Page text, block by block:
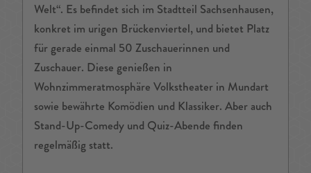
Welt“. Es befindet sich im Stadtteil Sachsenhausen,
konkret im urigen Brückenviertel, und bietet Platz
für gerade einmal 50 Zuschauerinnen und
Zuschauer. Diese genießen in
Wohnzimmeratmosphäre Volkstheater in Mundart
sowie bewährte Komödien und Klassiker. Aber auch
Stand-Up-Comedy und Quiz-Abende finden
regelmäßig statt.